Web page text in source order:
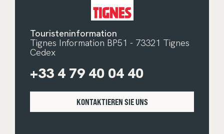
Touristeninformation
Tignes Information BP51 - 73321 Tignes
Cedex
+33 4 79 40 04 40
KONTAKTIEREN SIE UNS